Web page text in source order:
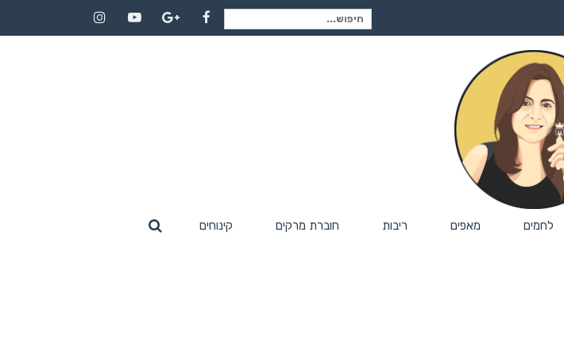
חיפוש
Facebook
Google+
YouTube
Instagram
לחמים מאפים ריבות חוברת מרקים קינוחים